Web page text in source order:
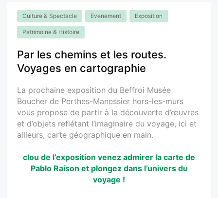
Culture & Spectacle Evenement Exposition
Patrimoine & Histoire
Par les chemins et les routes.
Voyages en cartographie
La prochaine exposition du Beffroi Musée
Boucher de Perthes-Manessier hors-les-murs
vous propose de partir à la découverte d’œuvres
et d’objets reflétant l’imaginaire du voyage, ici et
ailleurs, carte géographique en main.
clou de l’exposition venez admirer la carte de
Pablo Raison et plongez dans l’univers du
voyage !